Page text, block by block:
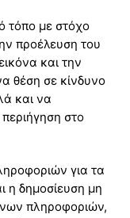
με στόχο
προέλευση του
και την
θέση σε κίνδυνο
και να
στο
για τα
η δημοσίευση μη
πληροφοριών,